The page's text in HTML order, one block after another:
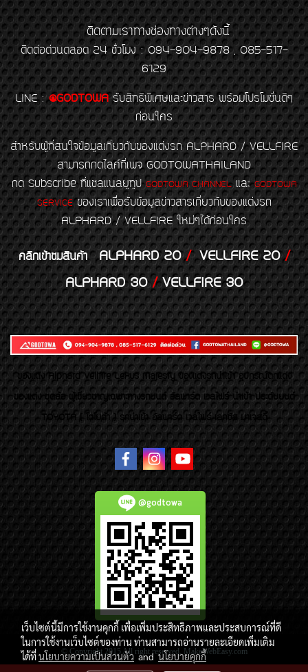
ติดตามเราทางช่องทางต่างๆดังนี้
ติดต่อด่วนตลอด 24 ชั่วโมง : 094-904-9878 , 085-517-
6129
LINE : @GODTOWA รับสิทธิพิเศษและข่าวสาร พร้อมโปรโมชั่นดีๆ
ก่อนใคร
สำหรับผู้ที่สนใจข้อมูลเกี่ยวกับของแต่งรถ ALPHARD / VELLFIRE
สามารถกดไลค์ที่เพจ GODTOWATHAILAND
กด Subscribe ที่แชลแนลยูทูป GODTOWA CHANNELและGODTOWA
SERVICEของเราเพื่อรับข้อมูลข่าวสารเกี่ยวกับของแต่งรถ
ALPHARD / VELLFIRE ใหม่ๆได้ก่อนใคร
คลิกเข้าชมสินค้า ALPHARD 20/VELLFIRE 20/
ALPHARD 30/VELLFIRE 30
ของเเต่ง Alphard Vellfire Lexus Majesty ของเเต่งรถนำเข้า อุปกรณ์ตกแต่ง
ของแต่ง ชุดล้อ ผู้เชี่ยวชาญเฉพาะทางรถยนต์ อัลพาร์ด เวลไฟร์ นำเข้า ประดับยนต์
TOYOTA ( โตโยต้า ) รถนำเข้า อัลพาร์ด เวลไฟร์ เลกซัส มาเจสตี้
@godtowa
© Copyright 2015 All right reserved. MakeWebEasy.com
เว็บไซต์นี้มีการใช้งานคุกกี้ เพื่อเพิ่มประสิทธิภาพและประสบการณ์ที่ดี
ในการใช้งานเว็บไซต์ของท่าน ท่านสามารถอ่านรายละเอียดเพิ่มเติม
ได้ที่นโยบายความเป็นส่วนตัวandนโยบายคุกกี้